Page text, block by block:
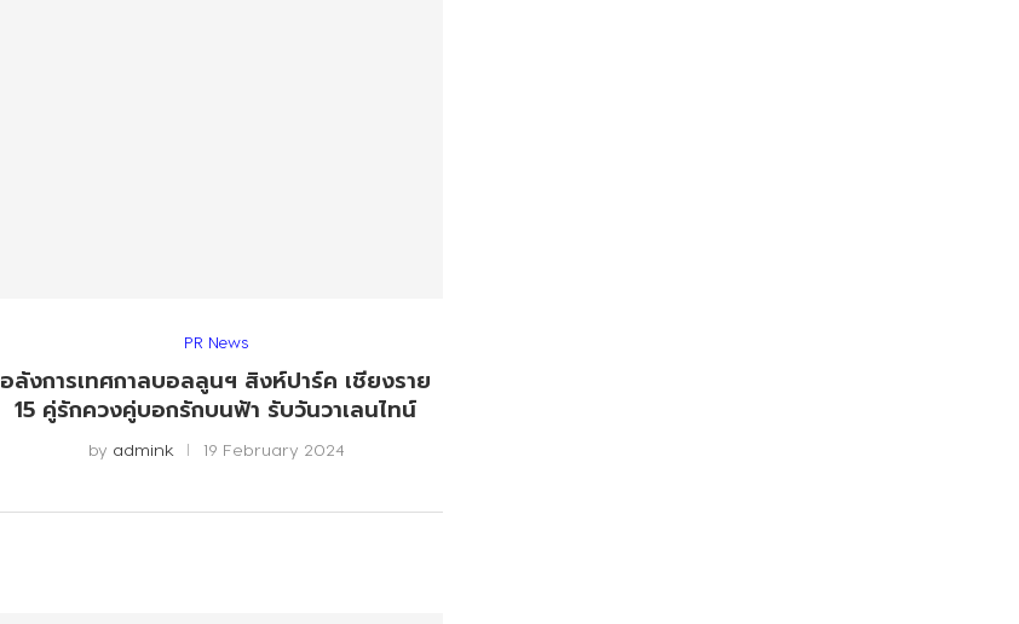
PR News
อลังการเทศกาลบอลลูนฯ สิงห์ปาร์ค เชียงราย
15 คู่รักควงคู่บอกรักบนฟ้า รับวันวาเลนไทน์
by admink 19 February 2024